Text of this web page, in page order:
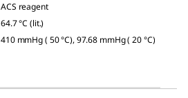
ACS reagent
64.7 °C (lit.)
410 mmHg ( 50 °C), 97.68 mmHg ( 20 °C)